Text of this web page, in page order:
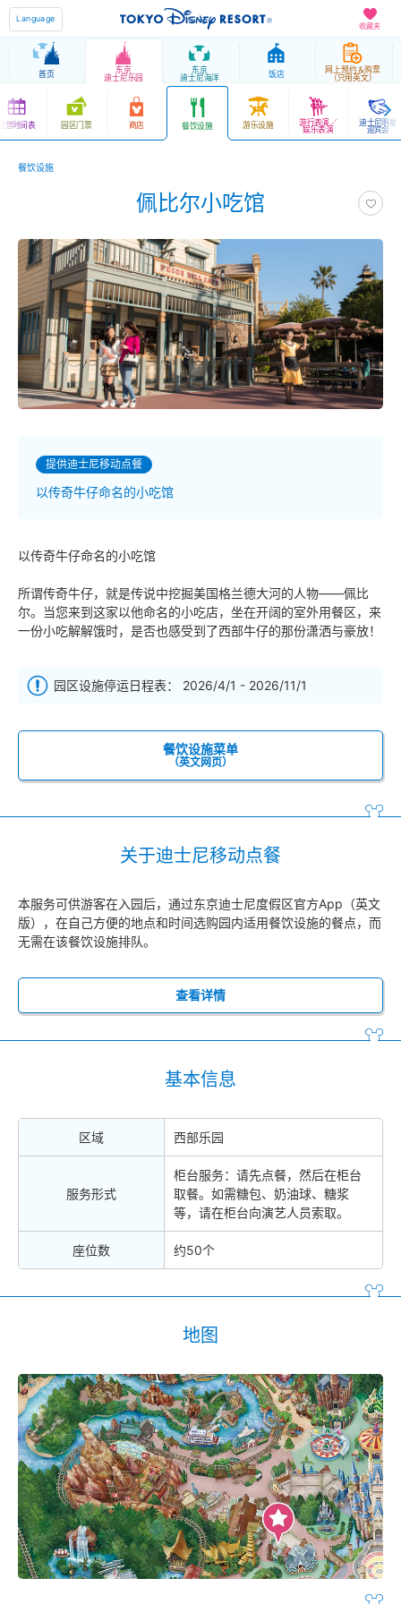
收藏夹
Language
首页 东京
迪士尼乐园
东京
迪士尼海洋 饭店 网上预约＆购票
（只用英文）
营时间表 园区门票 商店 餐饮设施 游乐设施 游行表演／
娱乐表演
迪士尼明星
迎宾会
餐饮设施
佩比尔小吃馆
提供迪士尼移动点餐
以传奇牛仔命名的小吃馆
以传奇牛仔命名的小吃馆
所谓传奇牛仔，就是传说中挖掘美国格兰德大河的人物——佩比
尔。当您来到这家以他命名的小吃店，坐在开阔的室外用餐区，来
一份小吃解解饿时，是否也感受到了西部牛仔的那份潇洒与豪放！
园区设施停运日程表： 2026/4/1 - 2026/11/1
餐饮设施菜单
（英文网页）
关于迪士尼移动点餐
本服务可供游客在入园后，通过东京迪士尼度假区官方App（英文
版），在自己方便的地点和时间选购园内适用餐饮设施的餐点，而
无需在该餐饮设施排队。
查看详情
基本信息
区域 西部乐园
服务形式
柜台服务：请先点餐，然后在柜台
取餐。如需糖包、奶油球、糖浆
等，请在柜台向演艺人员索取。
座位数 约50个
地图